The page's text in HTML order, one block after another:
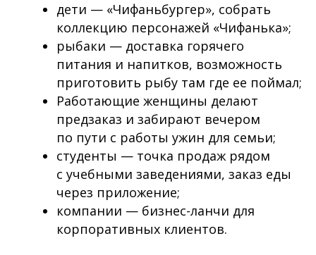
дети — «Чифаньбургер», собрать
коллекцию персонажей «Чифанька»;
рыбаки — доставка горячего
питания и напитков, возможность
приготовить рыбу там где ее поймал;
Работающие женщины делают
предзаказ и забирают вечером
по пути с работы ужин для семьи;
студенты — точка продаж рядом
с учебными заведениями, заказ еды
через приложение;
компании — бизнес-ланчи для
корпоративных клиентов.